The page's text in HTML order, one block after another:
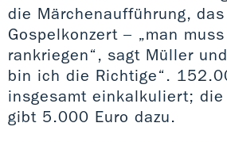
die Märchenaufführung,
Gospelkonzert – „man
rankriegen“, sagt Müller
bin ich die Richtige“.
insgesamt einkalkuliert; die
gibt 5.000 Euro dazu.